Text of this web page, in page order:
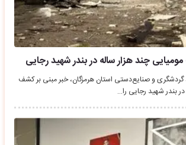
چند هزار ساله در بندر شهید رجایی
گردشگری و صنایع‌دستی استان هرمزگان، خبر مبنی بر کشف
بندر شهید رجایی را…